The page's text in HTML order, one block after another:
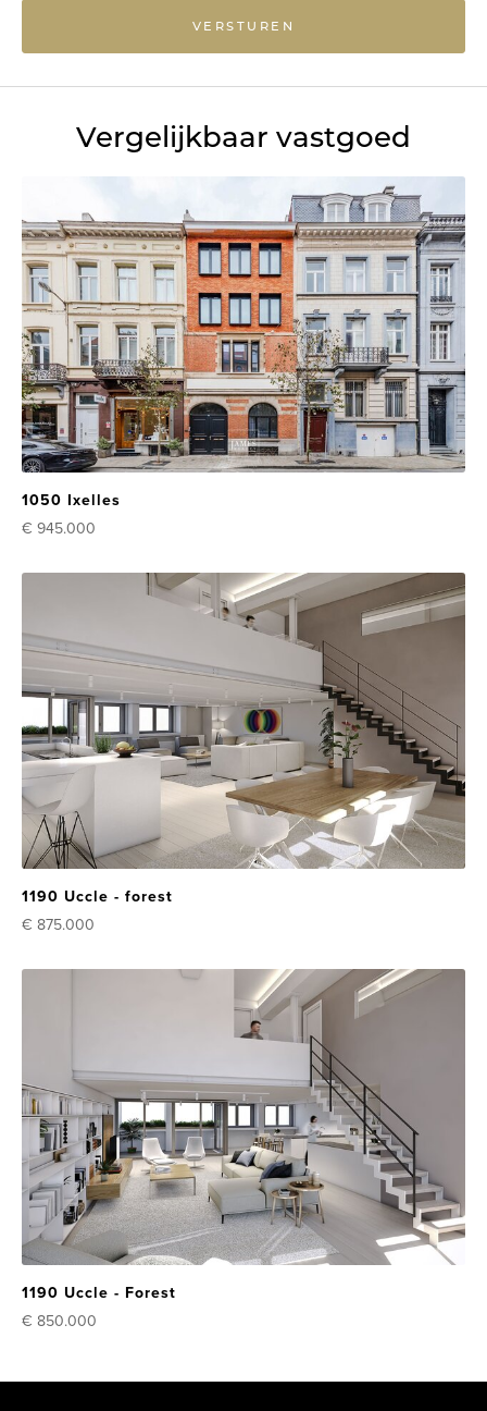
VERSTUREN
Vergelijkbaar vastgoed
1050 Ixelles
€ 945.000
1190 Uccle - forest
€ 875.000
1190 Uccle - Forest
€ 850.000